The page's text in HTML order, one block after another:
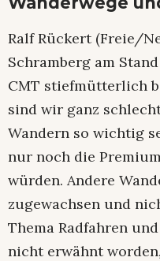
Ralf Rückert (Freie/
Schramberg am
CMT stiefmütterlich
sind wir ganz
Wandern so wichtig
nur noch die
würden. Andere
zugewachsen und
Thema Radfahren
nicht erwähnt